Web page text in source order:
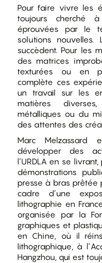
Pour faire vivre les
toujours cherché
éprouvées par le
solutions nouvelles.
succèdent. Pour les
des matrices
texturées ou en
complète ces
un travail sur les
matières
métalliques ou du
des attentes des
Marc Melzassard
développer des
l’URDLA en se
démonstrations
presse à bras prêtée
cadre d’une
lithographie en
organisée par la
graphiques et
en Chine, où il
lithographique, à
Hangzhou, qui est